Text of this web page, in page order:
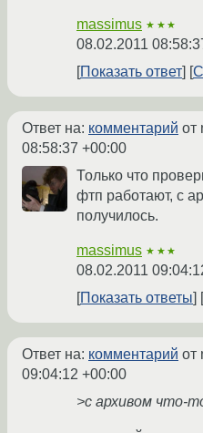
massimus ★★★
08.02.2011
Показать ответ
Ответ на: комментарий от
08:58:37 +00:00
Только что
фтп работают, с
получилось.
massimus ★★★
08.02.2011
Показать ответы
Ответ на: комментарий от
09:04:12 +00:00
>с архивом что-